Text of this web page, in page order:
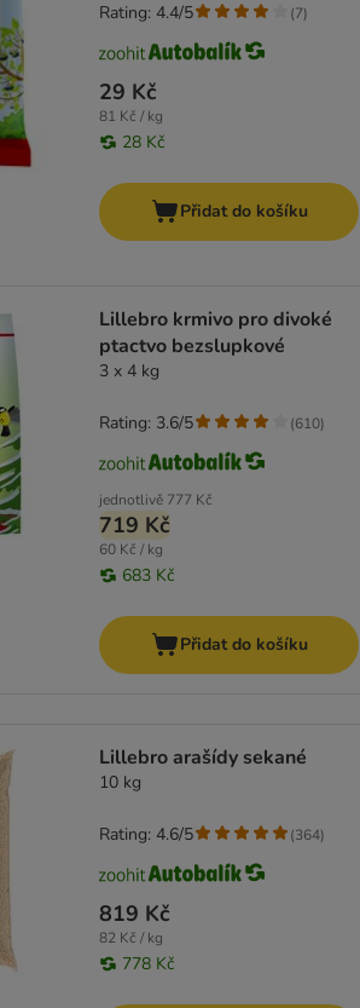
29 Kč
81 Kč / kg
28 Kč
Rating: 4.4/5 (7)
Přidat do košíku
Lillebro krmivo pro divoké
ptactvo bezslupkové
3 x 4 kg
jednotlivě 777 Kč
719 Kč
60 Kč / kg
683 Kč
Rating: 3.6/5 (610)
Přidat do košíku
Lillebro arašídy sekané
10 kg
819 Kč
82 Kč / kg
778 Kč
Rating: 4.6/5 (364)